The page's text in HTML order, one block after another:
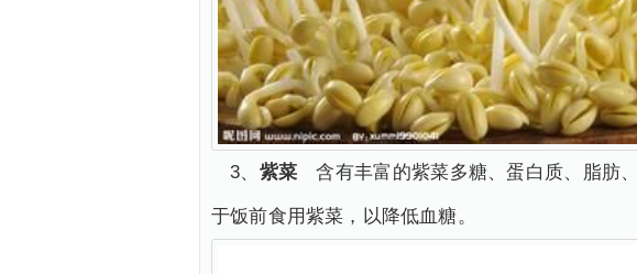
3、 紫菜 含有丰富的紫菜多糖、蛋白质、脂肪
于饭前食用紫菜，以降低血糖。